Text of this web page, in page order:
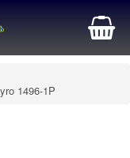
1496-1P